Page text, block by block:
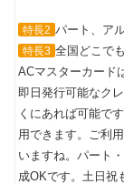
特長2 パート、ア
特長3 全国どこで
ACマスターカード
即日発行可能なク
くにあれば可能で
用できます。ご利
いますね。パート
成OKです。土日祝